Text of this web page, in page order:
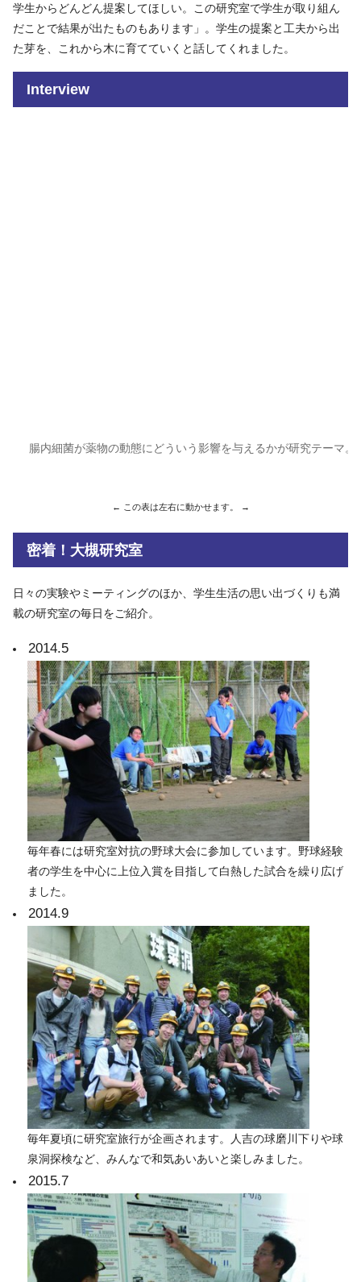
学生からどんどん提案してほしい。この研究室で学生が取り組ん
だことで結果が出たものもあります」。学生の提案と工夫から出
た芽を、これから木に育てていくと話してくれました。
Interview
腸内細菌が薬物の動態にどういう影響を与えるかが研究テーマ
密着！大槻研究室
日々の実験やミーティングのほか、学生生活の思い出づくりも満
載の研究室の毎日をご紹介。
2014.5
毎年春には研究室対抗の野球大会に参加しています。野球経験
者の学生を中心に上位入賞を目指して白熱した試合を繰り広げ
ました。
2014.9
毎年夏頃に研究室旅行が企画されます。人吉の球磨川下りや球
泉洞探検など、みんなで和気あいあいと楽しみました。
2015.7